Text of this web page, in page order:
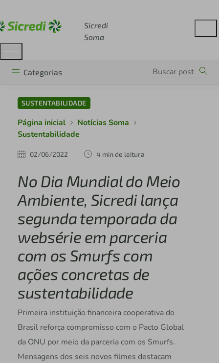
Sicredi
Soma
Categorias
SUSTENTABILIDADE
Página inicial
Notícias Soma
Sustentabilidade
02/06/2022 4 min de leitura
No Dia Mundial do Meio
Ambiente, Sicredi lança
segunda temporada da
websérie em parceria
com os Smurfs com
ações concretas de
sustentabilidade
Primeira instituição financeira cooperativa do
Brasil reforça compromisso com o Pacto Global
da ONU por meio da parceria com os Smurfs.
Mensagens dos seis novos filmes destacam